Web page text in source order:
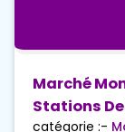
Marché
Stations
catégorie :-